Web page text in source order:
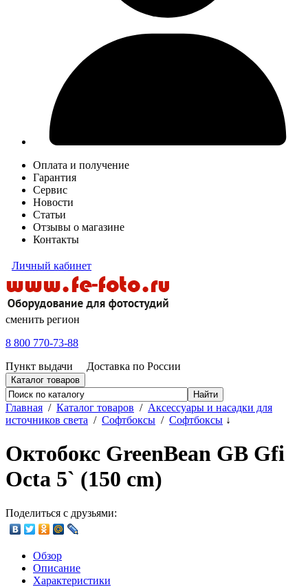
Оплата и получение
Гарантия
Сервис
Новости
Статьи
Отзывы о магазине
Контакты
Личный кабинет
сменить регион
8 800 770-73-88
Пункт выдачи
Доставка по России
Каталог товаров
Главная / Каталог товаров / Аксессуары и насадки для
источников света / Софтбоксы / Софтбоксы ↓
Октобокс GreenBean GB Gfi
Octa 5` (150 cm)
Поделиться с друзьями:
Обзор
Описание
Характеристики